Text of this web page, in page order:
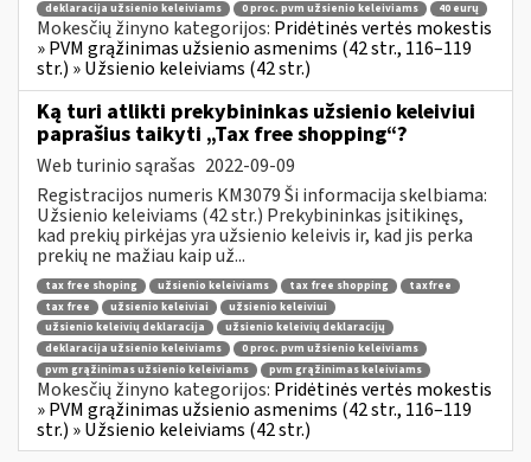
deklaracija užsienio keleiviams
0 proc. pvm užsienio keleiviams 40 eurų
Mokesčių žinyno kategorijos: Pridėtinės vertės mokestis
» PVM grąžinimas užsienio asmenims (42 str., 116–119
str.) » Užsienio keleiviams (42 str.)
Ką turi atlikti prekybininkas užsienio keleiviui
paprašius taikyti „Tax free shopping“?
Web turinio sąrašas 2022-09-09
Registracijos numeris KM3079 Ši informacija skelbiama:
Užsienio keleiviams (42 str.) Prekybininkas įsitikinęs,
kad prekių pirkėjas yra užsienio keleivis ir, kad jis perka
prekių ne mažiau kaip už...
tax free shoping užsienio keleiviams tax free shopping
taxfree
tax free
užsienio keleiviai
užsienio keleiviui
užsienio keleivių deklaracija
užsienio keleivių deklaracijų
deklaracija užsienio keleiviams
0 proc. pvm užsienio keleiviams
pvm grąžinimas užsienio keleiviams
pvm grąžinimas keleiviams
Mokesčių žinyno kategorijos: Pridėtinės vertės mokestis
» PVM grąžinimas užsienio asmenims (42 str., 116–119
str.) » Užsienio keleiviams (42 str.)